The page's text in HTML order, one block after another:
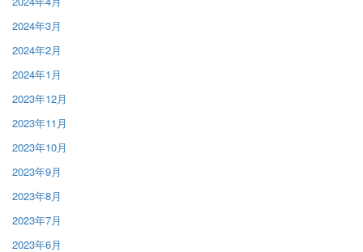
2024年3月
2024年2月
2024年1月
2023年12月
2023年11月
2023年10月
2023年9月
2023年8月
2023年7月
2023年6月